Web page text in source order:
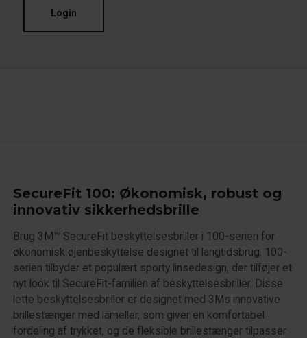
Login
SecureFit 100: Økonomisk, robust og
innovativ sikkerhedsbrille
Brug 3M™ SecureFit beskyttelsesbriller i 100-serien for
økonomisk øjenbeskyttelse designet til langtidsbrug. 100-
serien tilbyder et populært sporty linsedesign, der tilføjer et
nyt look til SecureFit-familien af beskyttelsesbriller. Disse
lette beskyttelsesbriller er designet med 3Ms innovative
brillestænger med lameller, som giver en komfortabel
fordeling af trykket, og de fleksible brillestænger tilpasser